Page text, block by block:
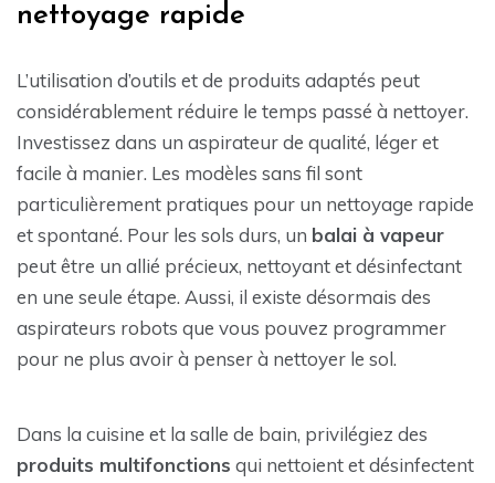
nettoyage rapide
L’utilisation d’outils et de produits adaptés peut
considérablement réduire le temps passé à nettoyer.
Investissez dans un aspirateur de qualité, léger et
facile à manier. Les modèles sans fil sont
particulièrement pratiques pour un nettoyage rapide
et spontané. Pour les sols durs, un balai à vapeur
peut être un allié précieux, nettoyant et désinfectant
en une seule étape. Aussi, il existe désormais des
aspirateurs robots que vous pouvez programmer
pour ne plus avoir à penser à nettoyer le sol.
Dans la cuisine et la salle de bain, privilégiez des
produits multifonctions qui nettoient et désinfectent